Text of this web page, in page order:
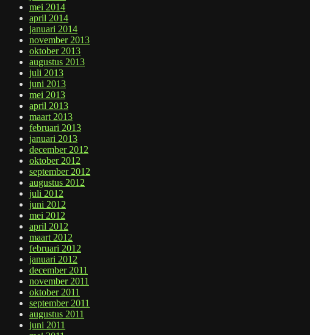
mei 2014
april 2014
januari 2014
november 2013
oktober 2013
augustus 2013
juli 2013
juni 2013
mei 2013
april 2013
maart 2013
februari 2013
januari 2013
december 2012
oktober 2012
september 2012
augustus 2012
juli 2012
juni 2012
mei 2012
april 2012
maart 2012
februari 2012
januari 2012
december 2011
november 2011
oktober 2011
september 2011
augustus 2011
juni 2011